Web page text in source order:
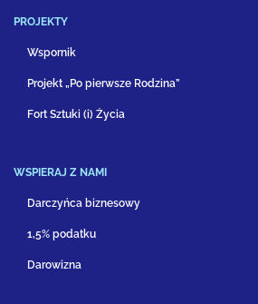
PROJEKTY
Wspornik
Projekt „Po pierwsze Rodzina”
Fort Sztuki (i) Życia
WSPIERAJ Z NAMI
Darczyńca biznesowy
1,5% podatku
Darowizna